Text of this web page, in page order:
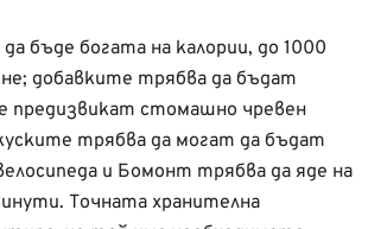
бъде богата на калории, до 1000
добавките трябва да бъдат
предизвикат стомашно чревен
трябва да могат да бъдат
и Бомонт трябва да яде на
Точната хранителна